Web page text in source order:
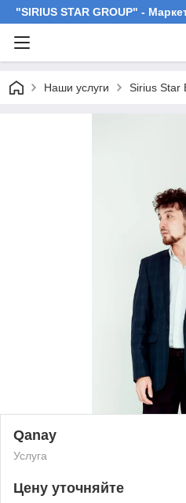
"SIRIUS STAR GROUP" -
Наши услуги Sirius Star
Qanay
Услуга
Цену уточняйте